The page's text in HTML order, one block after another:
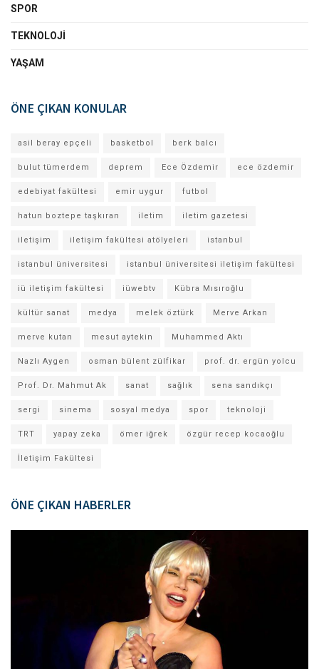
SPOR
TEKNOLOJI
YAŞAM
ÖNE ÇIKAN KONULAR
asil beray epçeli basketbol berk balcı
bulut tümerdem deprem Ece Özdemir ece özdemir
edebiyat fakültesi emir uygur futbol
hatun boztepe taşkıran iletim iletim gazetesi
iletişim iletişim fakültesi atölyeleri istanbul
istanbul üniversitesi istanbul üniversitesi iletişim fakültesi
iü iletişim fakültesi iüwebtv Kübra Mısıroğlu
kültür sanat medya melek öztürk Merve Arkan
merve kutan mesut aytekin Muhammed Aktı
Nazlı Aygen osman bülent zülfikar prof. dr. ergün yolcu
Prof. Dr. Mahmut Ak sanat sağlık sena sandıkçı
sergi sinema sosyal medya spor teknoloji
TRT yapay zeka ömer iğrek özgür recep kocaoğlu
İletişim Fakültesi
ÖNE ÇIKAN HABERLER